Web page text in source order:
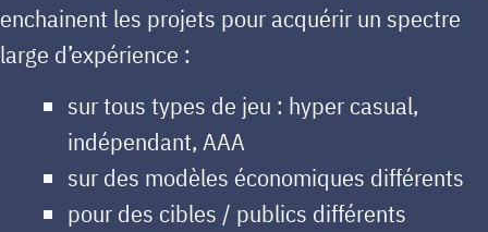
enchainent les projets pour acquérir un spectre
large d’expérience :
sur tous types de jeu : hyper casual,
indépendant, AAA
sur des modèles économiques différents
pour des cibles / publics différents